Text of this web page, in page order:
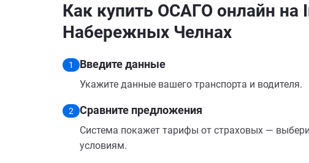
Как купить ОСАГО онлайн на
Набережных Челнах
1 Введите данные
Укажите данные вашего транспорта и водителя.
2 Сравните предложения
Система покажет тарифы от страховых —
условиям.